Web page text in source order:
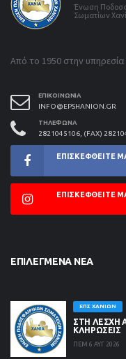
Ένωση
Σωματίων
Από το 1950 στην
ΕΠΙΚΟΙΝΩΝΊΑ
INFO@EPSHANION.GR
ΤΗΛΈΦΩΝΑ
2821045106, (FAX)
ΕΠΙΣΚΕΦΘΕΊΤΕ
ΕΠΙΣΚΕΦΘΕΊΤΕ
ΕΠΙΛΕΓΜΈΝΑ ΝΈΑ
ΕΠΣ ΧΑΝΊΩΝ
ΣΤΗ ΛΈΣΧΗ
ΚΛΗΡΏΣΕΙΣ
ΠΕΜ 6 ΑΥΓ 2026